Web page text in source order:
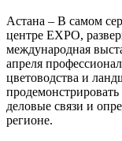
Астана – В самом
центре EXPO,
международная
апреля
цветоводства и
деловые связи и
регионе.